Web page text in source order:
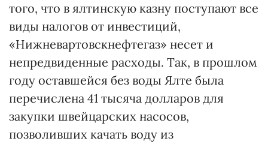
того, что в ялтинскую казну поступают все
виды налогов от инвестиций,
«Нижневартовскнефтегаз» несет и
непредвиденные расходы. Так, в прошлом
году оставшейся без воды Ялте была
перечислена 41 тысяча долларов для
закупки швейцарских насосов,
позволивших качать воду из